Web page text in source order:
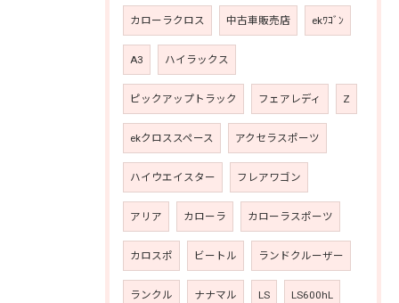
カローラクロス 中古車販売店 ekﾜｺﾞﾝ
A3 ハイラックス
ピックアップトラック フェアレディ Z
ekクロススペース アクセラスポーツ
ハイウエイスター フレアワゴン
アリア カローラ カローラスポーツ
カロスポ ビートル ランドクルーザー
ランクル ナナマル LS LS600hL